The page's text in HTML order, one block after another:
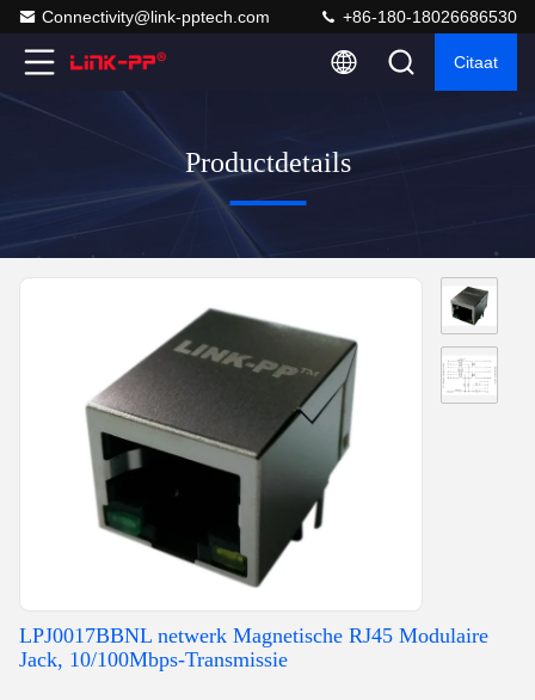
Connectivity@link-pptech.com +86-180-18026686530
Citaat
Productdetails
LPJ0017BBNL netwerk Magnetische RJ45 Modulaire
Jack, 10/100Mbps-Transmissie